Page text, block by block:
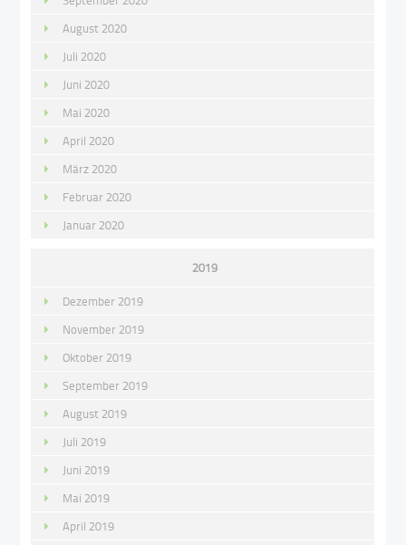
August 2020
Juli 2020
Juni 2020
Mai 2020
April 2020
März 2020
Februar 2020
Januar 2020
2019
Dezember 2019
November 2019
Oktober 2019
September 2019
August 2019
Juli 2019
Juni 2019
Mai 2019
April 2019